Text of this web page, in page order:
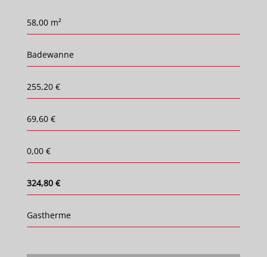
58,00 m²
Badewanne
255,20 €
69,60 €
0,00 €
324,80 €
Gastherme